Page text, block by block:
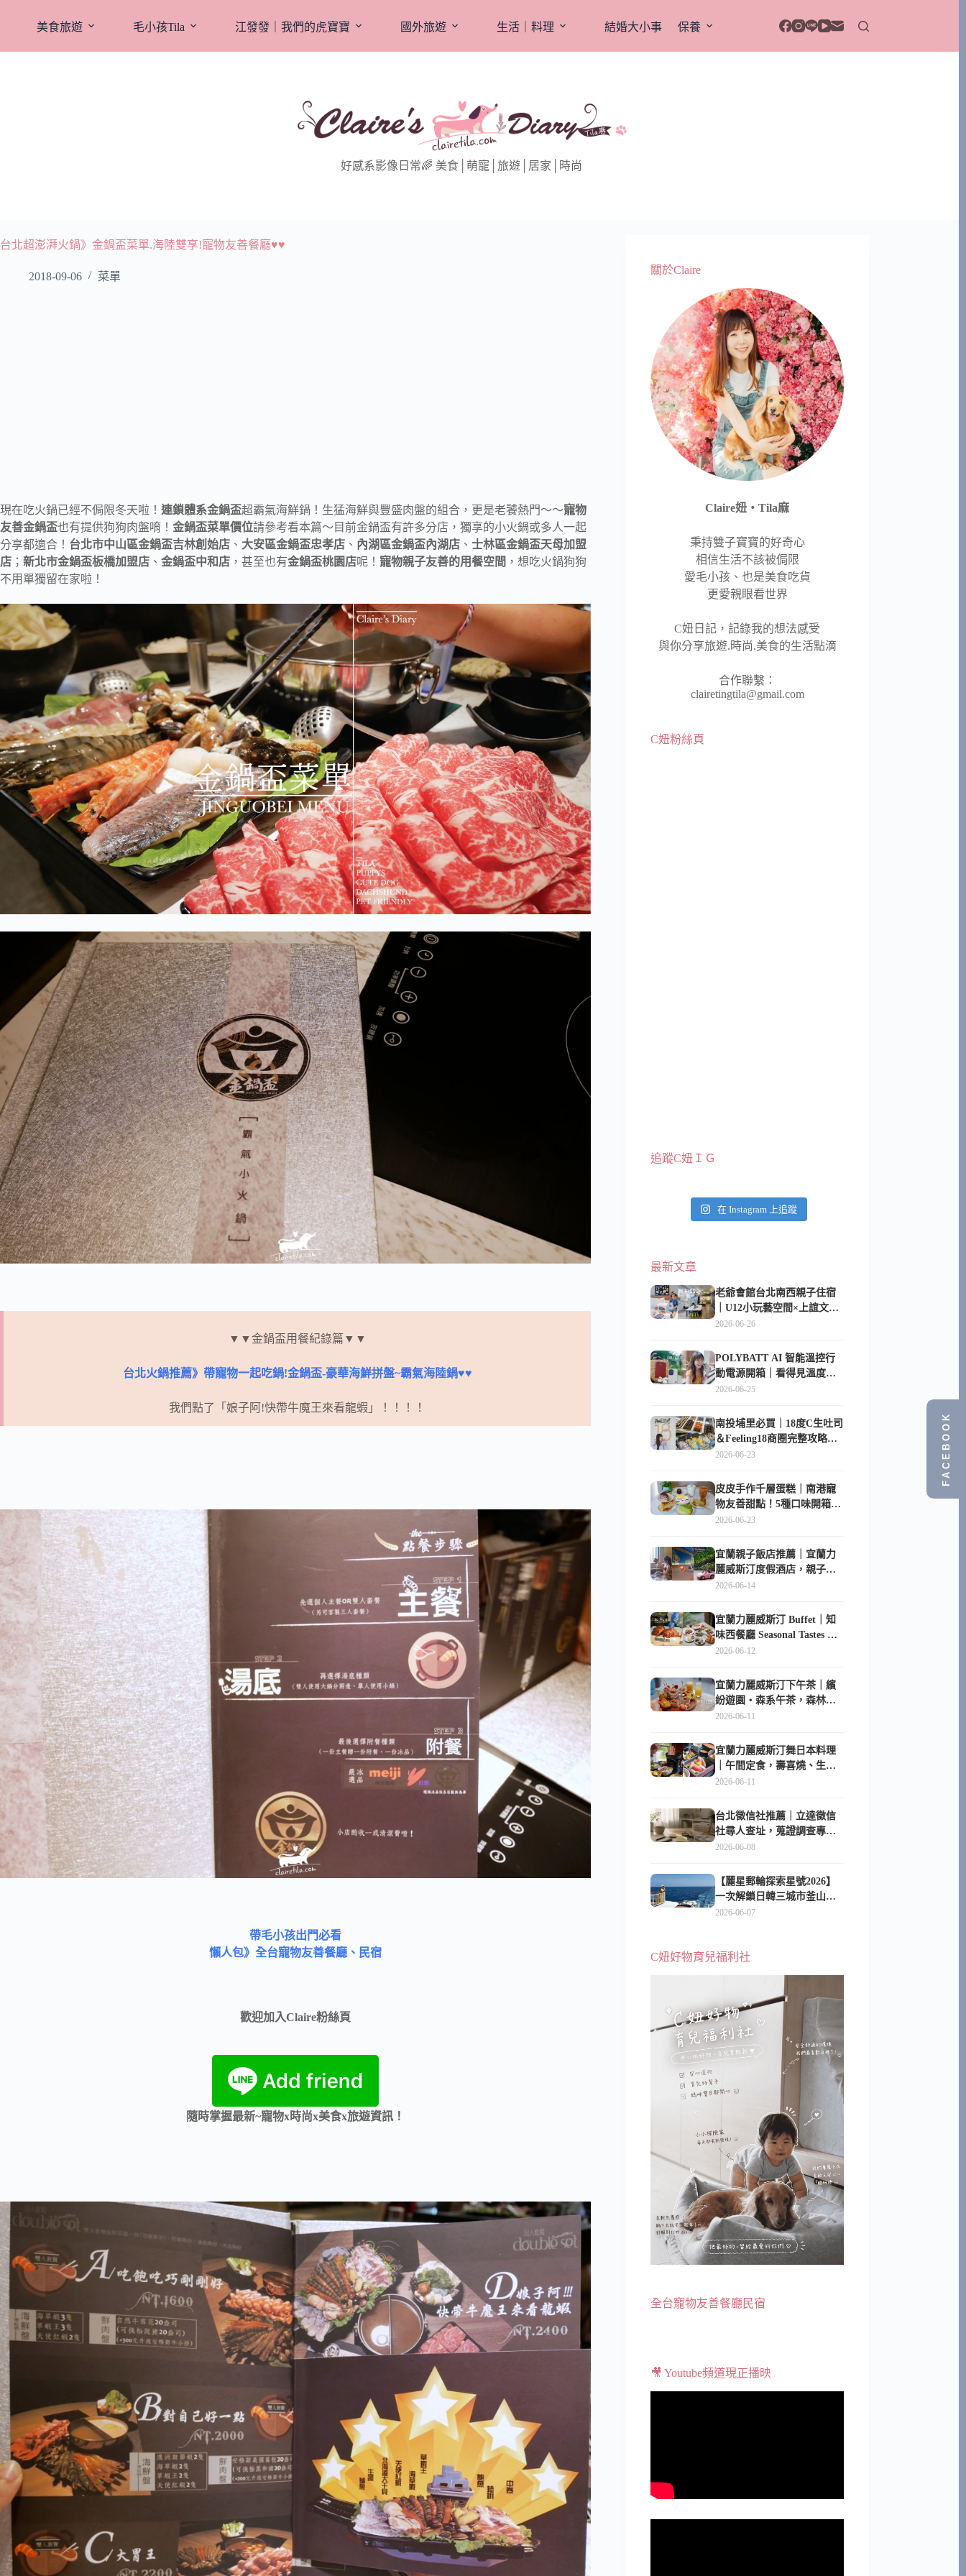
美食旅遊 毛小孩Tila 江發發｜我們的虎寶寶 國外旅遊 生活｜料理 結婚大小事 保養
好感系影像日常🌈 美食│萌寵│旅遊│居家│時尚
台北超澎湃火鍋》金鍋盃菜單.海陸雙享!寵物友善餐廳♥♥
2018-09-06 菜單
現在吃火鍋已經不侷限冬天啦！ 連鎖體系金鍋盃超霸氣海鮮鍋！生猛海鮮與豐盛肉盤的組合，更是老饕熱門～～寵物
友善金鍋盃也有提供狗狗肉盤唷！ 金鍋盃菜單價位請參考看本篇～目前金鍋盃有許多分店，獨享的小火鍋或多人一起
分享都適合！ 台北市中山區金鍋盃吉林創始店 、 大安區金鍋盃忠孝店 、 內湖區金鍋盃內湖店 、 士林區金鍋盃天母加盟
店 ； 新北市金鍋盃板橋加盟店 、 金鍋盃中和店 ，甚至也有金鍋盃桃園店呢！ 寵物親子友善的用餐空間 ，想吃火鍋狗狗
不用單獨留在家啦！
▼▼金鍋盃用餐紀錄篇▼▼
台北火鍋推薦》帶寵物一起吃鍋!金鍋盃-豪華海鮮拼盤~霸氣海陸鍋♥♥
我們點了「娘子阿!快帶牛魔王來看龍蝦」！！！！
帶毛小孩出門必看
懶人包》全台寵物友善餐廳、民宿
歡迎加入Claire粉絲頁
隨時掌握最新~寵物x時尚x美食x旅遊資訊！
關於Claire
Claire妞‧Tila麻
秉持雙子寶寶的好奇心
相信生活不該被侷限
愛毛小孩、也是美食吃貨
更愛親眼看世界
C妞日記，記錄我的想法感受
與你分享旅遊.時尚.美食的生活點滴
合作聯繫：
clairetingtila@gmail.com
C妞粉絲頁
追蹤C妞ＩＧ
在 Instagram 上追蹤
最新文章
老爺會館台北南西親子住宿
｜U12小玩藝空間×上誼文
化，暑假帶孩子這樣玩
2026-06-26
POLYBATT AI 智能溫控行
動電源開箱｜看得見溫度與
電量，外出更安心的
2026-06-25
南投埔里必買｜18度C生吐司
＆Feeling18商圈完整攻略，
在地人帶路這樣逛
2026-06-23
皮皮手作千層蛋糕｜南港寵
物友善甜點！5種口味開箱，
比Lady M便宜一半的台北隱
2026-06-23
宜蘭親子飯店推薦｜宜蘭力
麗威斯汀度假酒店，親子
房、Buffet、泳池、兒童俱樂
2026-06-14
宜蘭力麗威斯汀 Buffet｜知
味西餐廳 Seasonal Tastes 晚
餐早餐吃什麼？
2026-06-12
宜蘭力麗威斯汀下午茶｜繽
紛遊園・森系午茶，森林系
甜點超好拍
2026-06-11
宜蘭力麗威斯汀舞日本料理
｜午間定食，壽喜燒、生魚
片與日式包廂空間
2026-06-11
台北徵信社推薦｜立達徵信
社尋人查址，蒐證調查專家
陪你找回失聯的家人
2026-06-08
【麗星郵輪探索星號2026】
一次解鎖日韓三城市釜山、
長崎、那霸｜餐點升級、表
2026-06-07
C妞好物育兒福利社
全台寵物友善餐廳民宿
🎥 Youtube頻道現正播映
FACEBOOK